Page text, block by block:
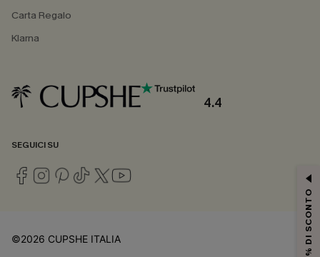
Carta Regalo
Klarna
4.4
SEGUICI SU
©2026 CUPSHE ITALIA 15% DI SCONTO